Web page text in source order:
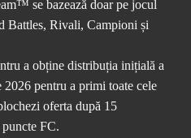
se bazează doar pe jocul
Battles, Rivali, Campioni și
a obține distribuția inițială a
pentru a primi toate cele
oferta după 15
FC.